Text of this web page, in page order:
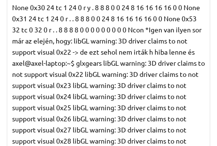
None 0x30 24 tc 1 24 0 r y . 8 8 8 0 0 24 8 16 16 16 16 0 0 None
0x31 24 tc 1 24 0 r . . 8 8 8 0 0 24 8 16 16 16 16 0 0 None 0x53
32 tc 0 32 0 r . . 8 8 8 8 0 0 0 0 0 0 0 0 0 Ncon *Igen van ilyen sor
már az elején, hogy: libGL warning: 3D driver claims to not
support visual 0x22 -> de ezt sehol nem irták h hiba lenne és
axel@axel-laptop:~$ glxgears libGL warning: 3D driver claims to
not support visual 0x22 libGL warning: 3D driver claims to not
support visual 0x23 libGL warning: 3D driver claims to not
support visual 0x24 libGL warning: 3D driver claims to not
support visual 0x25 libGL warning: 3D driver claims to not
support visual 0x26 libGL warning: 3D driver claims to not
support visual 0x27 libGL warning: 3D driver claims to not
support visual 0x28 libGL warning: 3D driver claims to not